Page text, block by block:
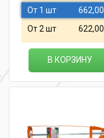
От 1 шт 662,00
От 2 шт 622,00
В КОРЗИНУ